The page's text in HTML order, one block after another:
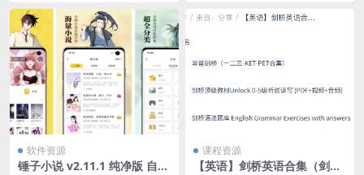
软件资源
锤子小说 v2.11.1 纯净版 自带
课程资源
【英语】剑桥英语合集（剑桥